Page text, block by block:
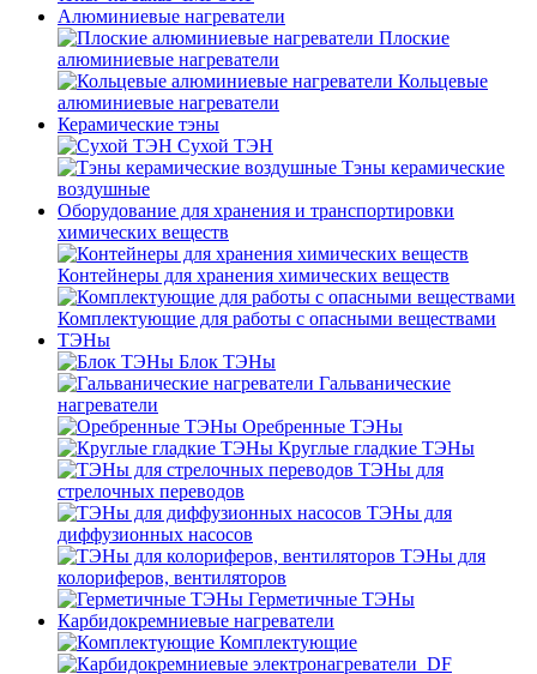
Алюминиевые нагреватели
Плоские
алюминиевые нагреватели
Кольцевые
алюминиевые нагреватели
Керамические тэны
Сухой ТЭН
Тэны керамические
воздушные
Оборудование для хранения и транспортировки
химических веществ
Контейнеры для хранения химических веществ
Комплектующие для работы с опасными веществами
ТЭНы
Блок ТЭНы
Гальванические
нагреватели
Оребренные ТЭНы
Круглые гладкие ТЭНы
ТЭНы для
стрелочных переводов
ТЭНы для
диффузионных насосов
ТЭНы для
колориферов, вентиляторов
Герметичные ТЭНы
Карбидокремниевые нагреватели
Комплектующие